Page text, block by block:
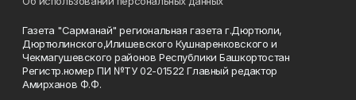
Газета "Сарманай" региональная газета г.Дюртюли,
Дюртюлинского,Илишевского Кушнаренковского и
Чекмагушевского районов Республики Башкортостан
Регистр.номер ПИ №ТУ 02-01522 Главный редактор
Амирханов Ф.Ф.